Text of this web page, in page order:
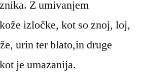
Z umivanjem
izločke, kot so znoj, loj,
urin ter blato,in druge
je umazanija.